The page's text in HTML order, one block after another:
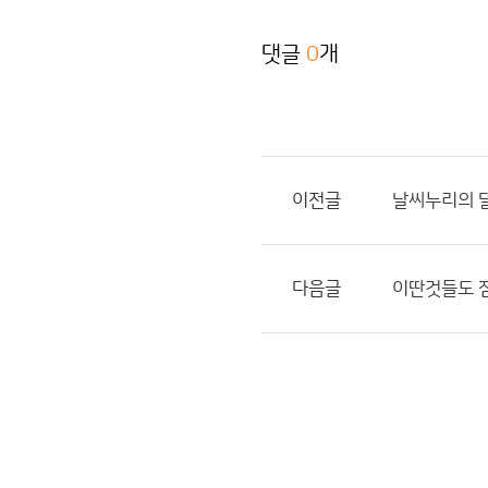
댓글 0개
이전글 날씨누리의
다음글 이딴것들도